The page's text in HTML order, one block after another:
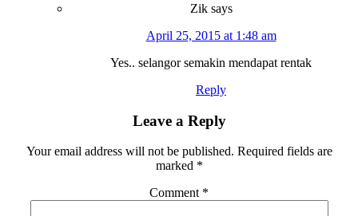
Zik says
April 25, 2015 at 1:48 am
Yes.. selangor semakin mendapat rentak
Reply
Leave a Reply
Your email address will not be published. Required fields are
marked *
Comment *